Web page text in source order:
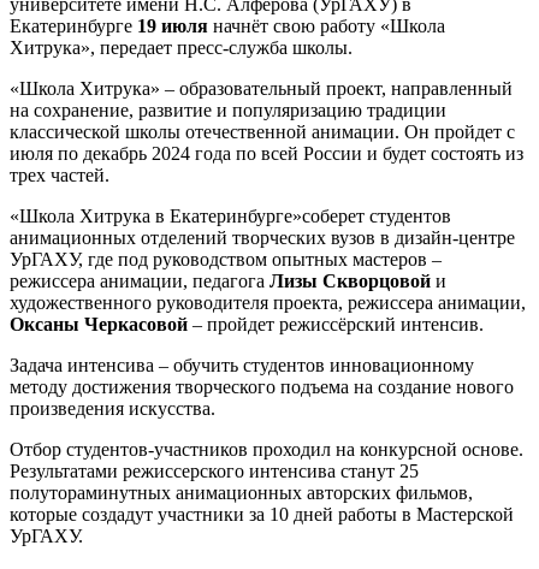
Екатеринбурге 19 июля начнёт свою работу «Школа
Хитрука», передает пресс-служба школы.
«Школа Хитрука» – образовательный проект, направленный
на сохранение, развитие и популяризацию традиции
классической школы отечественной анимации. Он пройдет с
июля по декабрь 2024 года по всей России и будет состоять из
трех частей.
«Школа Хитрука в Екатеринбурге»соберет студентов
анимационных отделений творческих вузов в дизайн-центре
УрГАХУ, где под руководством опытных мастеров –
режиссера анимации, педагога Лизы Скворцовой и
художественного руководителя проекта, режиссера анимации,
Оксаны Черкасовой – пройдет режиссёрский интенсив.
Задача интенсива – обучить студентов инновационному
методу достижения творческого подъема на создание нового
произведения искусства.
Отбор студентов-участников проходил на конкурсной основе.
Результатами режиссерского интенсива станут 25
полутораминутных анимационных авторских фильмов,
которые создадут участники за 10 дней работы в Мастерской
УрГАХУ.